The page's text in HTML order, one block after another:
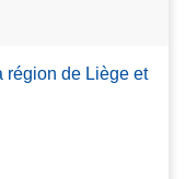
région de Liège et